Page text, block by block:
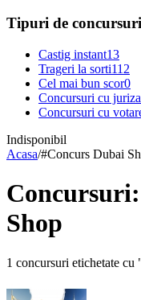
Tipuri de concursuri
Castig instant13
Trageri la sorti112
Cel mai bun scor0
Concursuri cu
Concursuri cu
Indisponibil
Acasa/#Concurs Dubai
Shop
1 concursuri etichetate